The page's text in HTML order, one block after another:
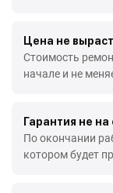
Цена не
Стоимость
начале и не
Гарантия не на
По окончании
котором будет